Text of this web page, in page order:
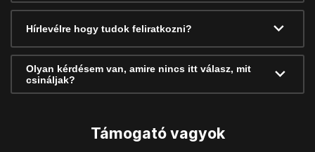
Hírlevélre hogy tudok feliratkozni?
Olyan kérdésem van, amire nincs itt válasz, mit
csináljak?
Támogató vagyok